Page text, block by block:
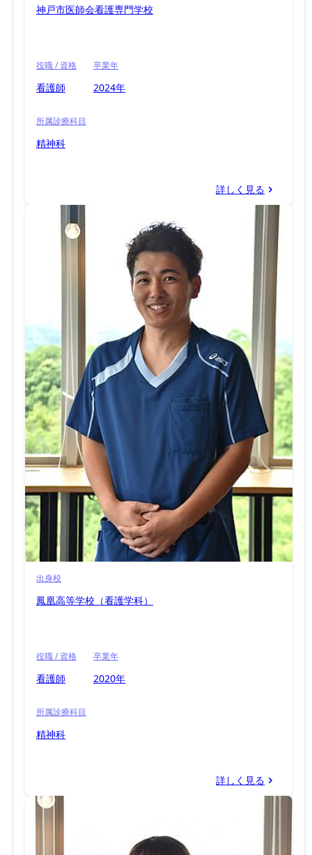
神戸市医師会看護専門学校
役職 / 資格
看護師
卒業年
2024年
所属診療科目
精神科
詳しく見る
出身校
鳳凰高等学校（看護学科）
役職 / 資格
看護師
卒業年
2020年
所属診療科目
精神科
詳しく見る